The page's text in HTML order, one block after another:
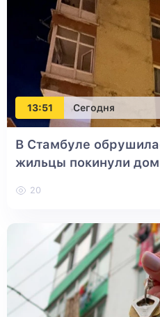
13:51 Сегодня
В Стамбуле
жильцы покинули дом
20